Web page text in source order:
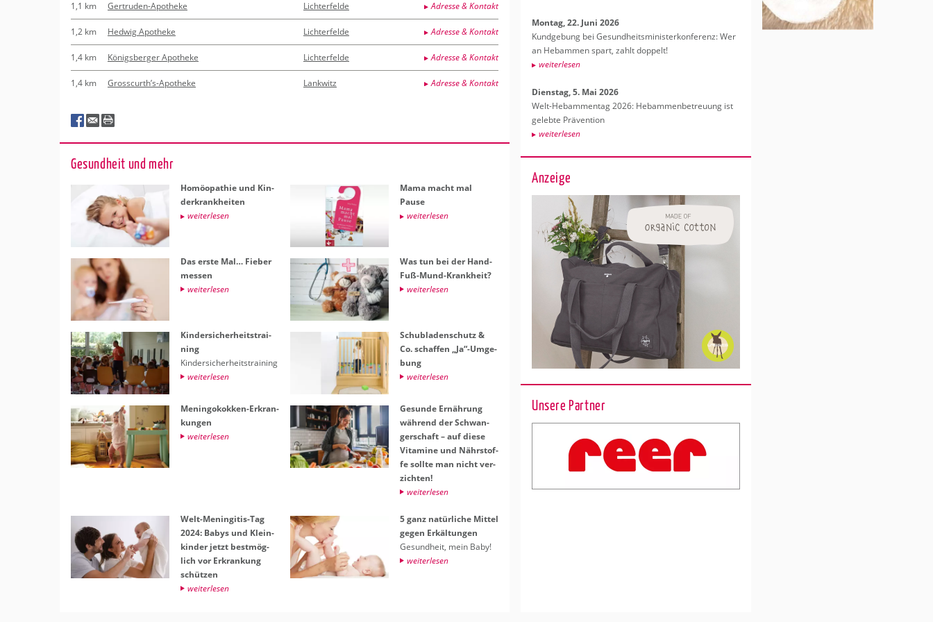
1,1 km Gertruden-Apotheke Lichterfelde Adresse & Kontakt
1,2 km Hedwig Apotheke Lichterfelde Adresse & Kontakt
1,4 km Königsberger Apotheke Lichterfelde Adresse & Kontakt
1,4 km Grosscurth’s-Apotheke Lankwitz Adresse & Kontakt
Ge­sund­heit und mehr
Ho­möo­pa­thie und Kin­
der­krank­hei­ten
wei­ter­le­sen
Mama macht mal
Pause
wei­ter­le­sen
Das erste Mal… Fie­ber
mes­sen
wei­ter­le­sen
Was tun bei der Hand-
Fuß-Mund-Krank­heit?
wei­ter­le­sen
Kin­der­si­cher­heits­trai­
ning
Kin­der­si­cher­heits­trai­ning
wei­ter­le­sen
Schub­la­den­schutz &
Co. schaf­fen „Ja“-Um­ge­
bung
wei­ter­le­sen
Me­nin­go­kok­ken-Er­kran­
kun­gen
wei­ter­le­sen
Ge­sun­de Er­näh­rung
wäh­rend der Schwan­
ger­schaft – auf diese
Vit­ami­ne und Nähr­stof­
fe soll­te man nicht ver­
zich­ten!
wei­ter­le­sen
Welt-Me­nin­gi­tis-Tag
2024: Babys und Klein­
kin­der jetzt best­mög­
lich vor Er­kran­kung
schüt­zen
wei­ter­le­sen
5 ganz na­tür­li­che Mit­tel
gegen Er­käl­tun­gen
Ge­sund­heit, mein Baby!
wei­ter­le­sen
Mon­tag, 22. Juni 2026
Kund­ge­bung bei Ge­sund­heits­mi­nis­ter­kon­fe­renz: Wer
an Heb­am­men spart, zahlt dop­pelt!
wei­ter­le­sen
Diens­tag, 5. Mai 2026
Welt-Heb­am­men­tag 2026: Heb­am­men­be­treu­ung ist
ge­leb­te Prä­ven­ti­on
wei­ter­le­sen
Anzeige
Unsere Partner